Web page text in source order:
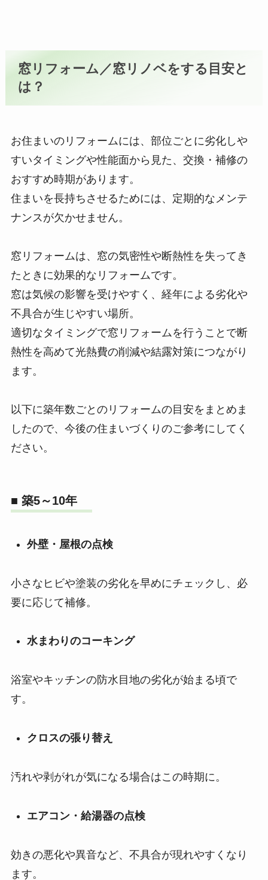
窓リフォーム／窓リノベをする目安と
は？
お住まいのリフォームには、部位ごとに劣化しや
すいタイミングや性能面から見た、交換・補修の
おすすめ時期があります。
住まいを長持ちさせるためには、定期的なメンテ
ナンスが欠かせません。
窓リフォームは、窓の気密性や断熱性を失ってき
たときに効果的なリフォームです。
窓は気候の影響を受けやすく、経年による劣化や
不具合が生じやすい場所。
適切なタイミングで窓リフォームを行うことで断
熱性を高めて光熱費の削減や結露対策につながり
ます。
以下に築年数ごとのリフォームの目安をまとめま
したので、今後の住まいづくりのご参考にしてく
ださい。
■ 築5～10年
外壁・屋根の点検
小さなヒビや塗装の劣化を早めにチェックし、必
要に応じて補修。
水まわりのコーキング
浴室やキッチンの防水目地の劣化が始まる頃で
す。
クロスの張り替え
汚れや剥がれが気になる場合はこの時期に。
エアコン・給湯器の点検
効きの悪化や異音など、不具合が現れやすくなり
ます。